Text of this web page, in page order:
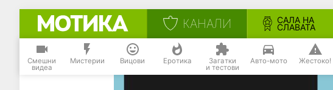
КАНАЛИ САЛА НА
СЛАВАТА
Смешни
видеа
Мистерии Вицови Еротика Загатки
и тестови
Авто-мото Жестоко!